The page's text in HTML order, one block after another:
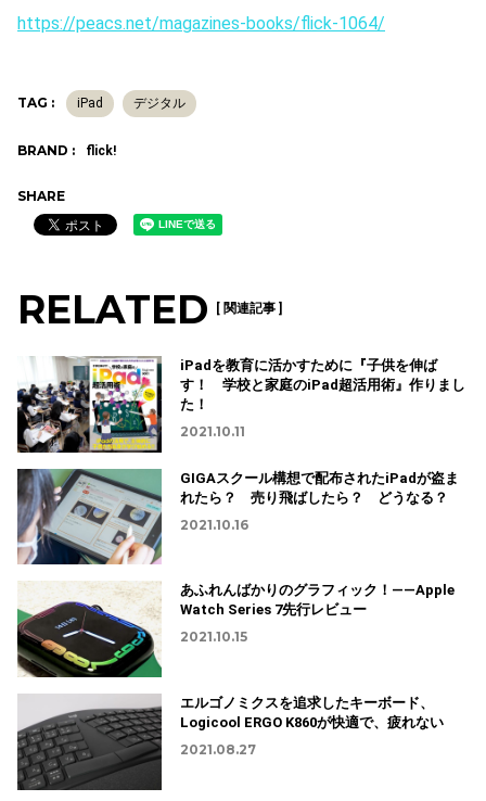
https://peacs.net/magazines-books/flick-1064/
TAG : iPad デジタル
BRAND : flick!
SHARE
RELATED [ 関連記事 ]
iPadを教育に活かすために『子供を伸ば
す！ 学校と家庭のiPad超活用術』作りまし
た！
2021.10.11
GIGAスクール構想で配布されたiPadが盗ま
れたら？ 売り飛ばしたら？ どうなる？
2021.10.16
あふれんばかりのグラフィック！——Apple
Watch Series 7先行レビュー
2021.10.15
エルゴノミクスを追求したキーボード、
Logicool ERGO K860が快適で、疲れない
2021.08.27